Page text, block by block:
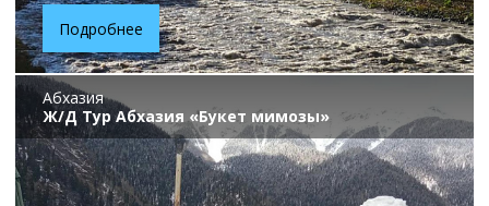
Подробнее
Абхазия
Ж/Д Тур Абхазия «Букет мимозы»